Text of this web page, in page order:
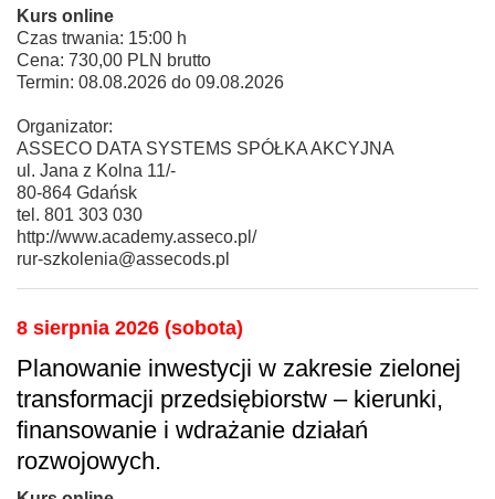
Kurs online
Czas trwania: 15:00 h
Cena: 730,00 PLN brutto
Termin: 08.08.2026 do 09.08.2026
Organizator:
ASSECO DATA SYSTEMS SPÓŁKA AKCYJNA
ul. Jana z Kolna 11/-
80-864 Gdańsk
tel. 801 303 030
http://www.academy.asseco.pl/
rur-szkolenia@assecods.pl
8 sierpnia 2026 (sobota)
Planowanie inwestycji w zakresie zielonej
transformacji przedsiębiorstw – kierunki,
finansowanie i wdrażanie działań
rozwojowych.